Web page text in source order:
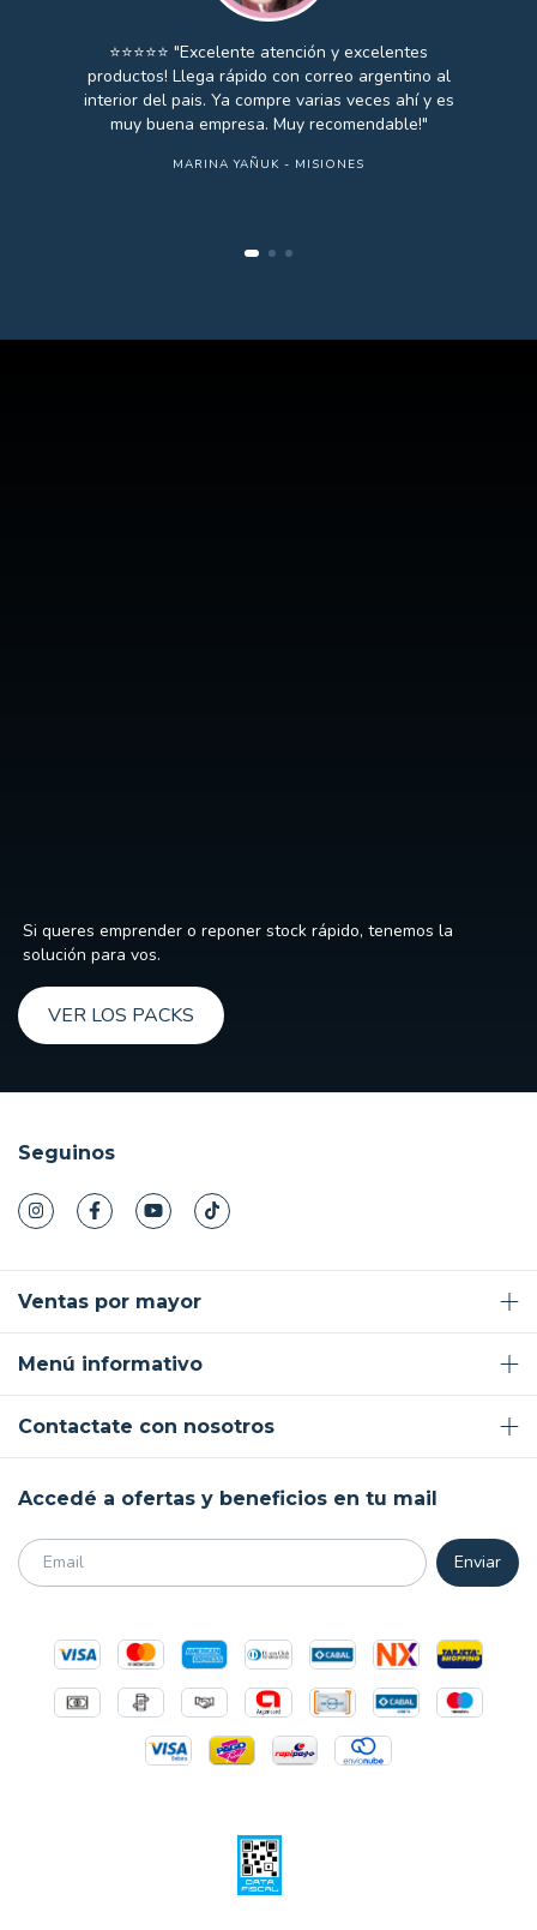
⭐️⭐️⭐️⭐️⭐️ "Excelente atención y excelentes
productos! Llega rápido con correo argentino al
interior del pais. Ya compre varias veces ahí y es
muy buena empresa. Muy recomendable!"
MARINA YAÑUK - MISIONES
Si queres emprender o reponer stock rápido, tenemos la
solución para vos.
VER LOS PACKS
Seguinos
Ventas por mayor
Menú informativo
Contactate con nosotros
Accedé a ofertas y beneficios en tu mail